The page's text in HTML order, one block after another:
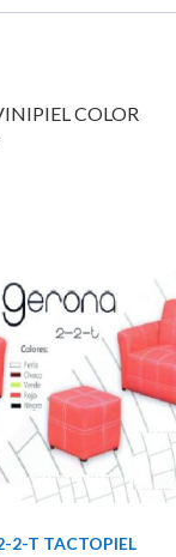
COLOR
2-T TACTOPIEL